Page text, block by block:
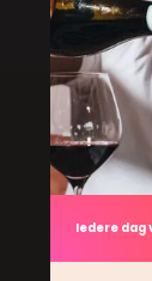
Iedere dag